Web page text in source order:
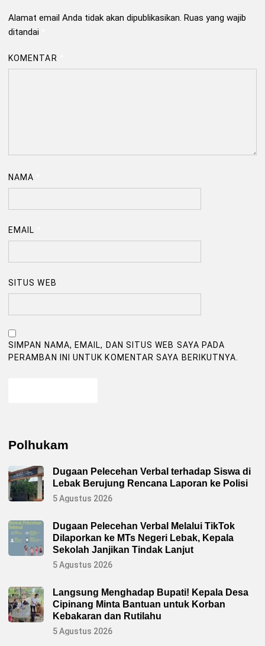
Alamat email Anda tidak akan dipublikasikan. Ruas yang wajib
ditandai
KOMENTAR
NAMA
EMAIL
SITUS WEB
SIMPAN NAMA, EMAIL, DAN SITUS WEB SAYA PADA
PERAMBAN INI UNTUK KOMENTAR SAYA BERIKUTNYA.
Polhukam
Dugaan Pelecehan Verbal terhadap Siswa di
Lebak Berujung Rencana Laporan ke Polisi
5 Agustus 2026
Dugaan Pelecehan Verbal Melalui TikTok
Dilaporkan ke MTs Negeri Lebak, Kepala
Sekolah Janjikan Tindak Lanjut
5 Agustus 2026
Langsung Menghadap Bupati! Kepala Desa
Cipinang Minta Bantuan untuk Korban
Kebakaran dan Rutilahu
5 Agustus 2026